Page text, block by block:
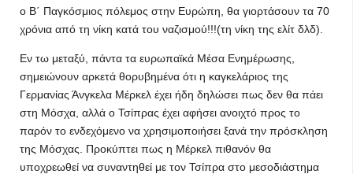
ο Β΄ Παγκόσμιος πόλεμος στην Ευρώπη, θα γιορτάσουν τα 70
χρόνια από τη νίκη κατά του ναζισμού!!!(τη νίκη της ελίτ δλδ).
Εν τω μεταξύ, πάντα τα ευρωπαϊκά Μέσα Ενημέρωσης,
σημειώνουν αρκετά θορυβημένα ότι η καγκελάριος της
Γερμανίας Άνγκελα Μέρκελ έχει ήδη δηλώσει πως δεν θα πάει
στη Μόσχα, αλλά ο Τσίπρας έχει αφήσει ανοιχτό προς το
παρόν το ενδεχόμενο να χρησιμοποιήσει ξανά την πρόσκληση
της Μόσχας. Προκύπτει πως η Μέρκελ πιθανόν θα
υποχρεωθεί να συναντηθεί με τον Τσίπρα στο μεσοδιάστημα